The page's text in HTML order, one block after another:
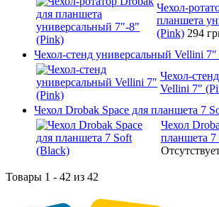
Чехол-
планшета
(Pink) 294
Чехол-стенд универсальный Vellini
Чехол-
Vellini 7"
Чехол Drobak Space для планшета 7
Чехол
планшета
Товары 1 - 42 из 42